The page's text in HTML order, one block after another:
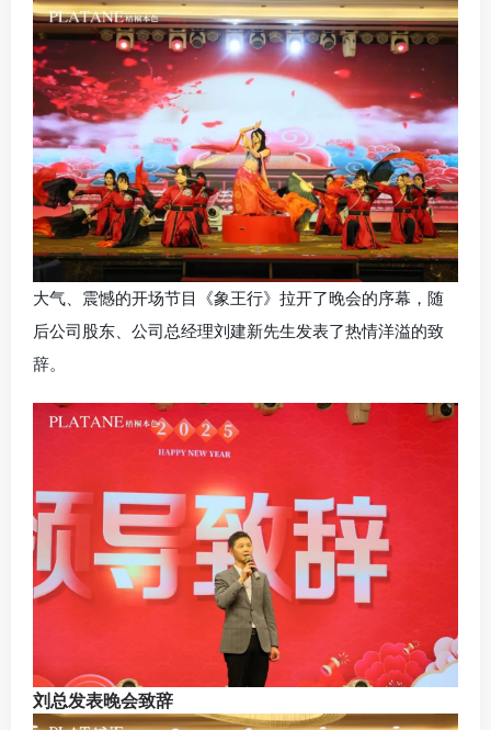
大气、震憾的开场节目《象王行》拉开了晚会的序幕，随
后公司股东、公司总经理刘建新先生发表了热情洋溢的致
辞。
刘总发表晚会致辞